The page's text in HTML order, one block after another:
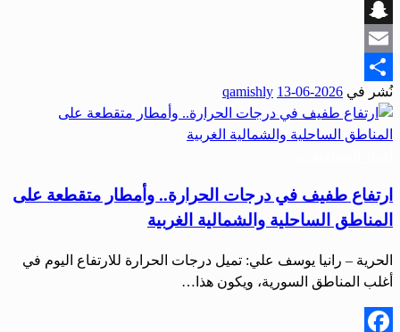
Viber
Snapchat
Email
Share
نُشر في 2026-06-13
qamishly
ارتفاع طفيف في درجات الحرارة.. وأمطار متقطعة على
المناطق الساحلية والشمالية الغربية
الحرية – رانيا يوسف علي: تميل درجات الحرارة للارتفاع اليوم في
أغلب المناطق السورية، ويكون هذا…